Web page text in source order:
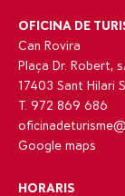
OFICINA DE
Can Rovira
Plaça Dr. Robert,
17403 Sant Hilari
T. 972 869 686
Google maps
HORARIS